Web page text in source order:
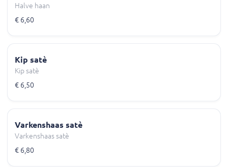
Halve haan
€ 6,60
Kip satè
Kip satè
€ 6,50
Varkenshaas satè
Varkenshaas satè
€ 6,80